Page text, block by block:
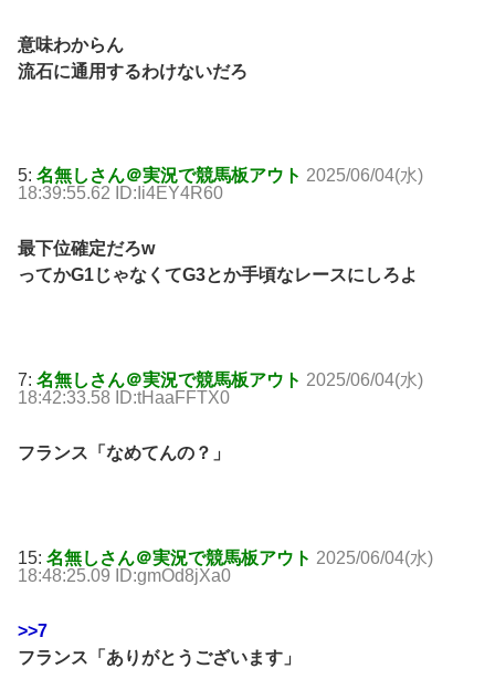
意味わからん
流石に通用するわけないだろ
5: 名無しさん＠実況で競馬板アウト 2025/06/04(水)
18:39:55.62 ID:Ii4EY4R60
最下位確定だろw
ってかG1じゃなくてG3とか手頃なレースにしろよ
7: 名無しさん＠実況で競馬板アウト 2025/06/04(水)
18:42:33.58 ID:tHaaFFTX0
フランス「なめてんの？」
15: 名無しさん＠実況で競馬板アウト 2025/06/04(水)
18:48:25.09 ID:gmOd8jXa0
>>7
フランス「ありがとうございます」